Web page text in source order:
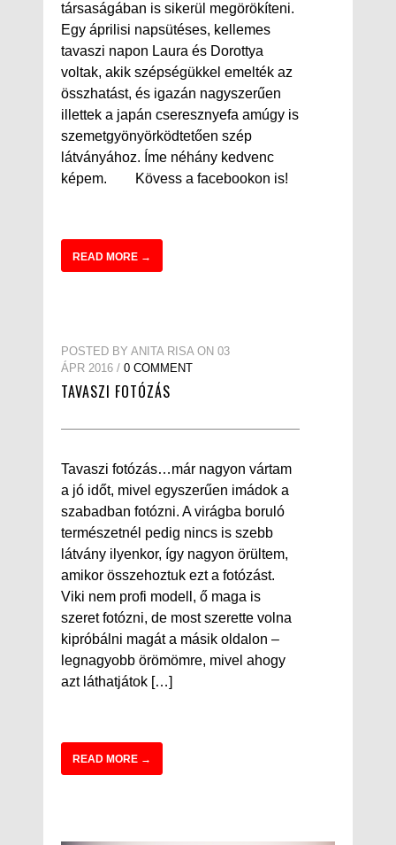
társaságában is sikerül megörökíteni.
Egy áprilisi napsütéses, kellemes
tavaszi napon Laura és Dorottya
voltak, akik szépségükkel emelték az
összhatást, és igazán nagyszerűen
illettek a japán cseresznyefa amúgy is
szemetgyönyörködtetően szép
látványához. Íme néhány kedvenc
képem. Kövess a facebookon is!
READ MORE →
POSTED BY ANITA RISA ON 03
ÁPR 2016 / 0 COMMENT
TAVASZI FOTÓZÁS
Tavaszi fotózás…már nagyon vártam
a jó időt, mivel egyszerűen imádok a
szabadban fotózni. A virágba boruló
természetnél pedig nincs is szebb
látvány ilyenkor, így nagyon örültem,
amikor összehoztuk ezt a fotózást.
Viki nem profi modell, ő maga is
szeret fotózni, de most szerette volna
kipróbálni magát a másik oldalon –
legnagyobb örömömre, mivel ahogy
azt láthatjátok […]
READ MORE →